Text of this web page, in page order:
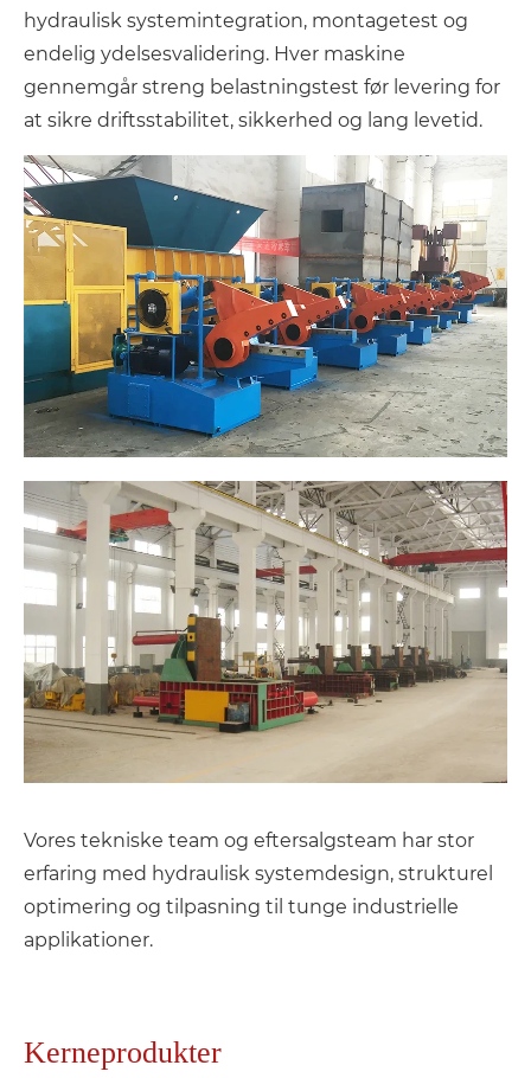
hydraulisk systemintegration, montagetest og
endelig ydelsesvalidering. Hver maskine
gennemgår streng belastningstest før levering for
at sikre driftsstabilitet, sikkerhed og lang levetid.
Vores tekniske team og eftersalgsteam har stor
erfaring med hydraulisk systemdesign, strukturel
optimering og tilpasning til tunge industrielle
applikationer.
Kerneprodukter